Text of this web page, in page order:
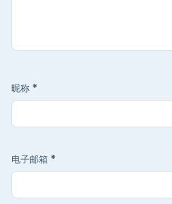
昵称 *
电子邮箱 *